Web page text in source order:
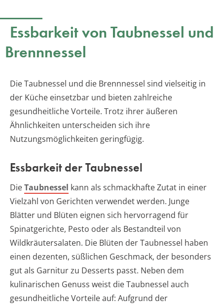
Essbarkeit von Taubnessel und
Brennnessel
Die Taubnessel und die Brennnessel sind vielseitig in
der Küche einsetzbar und bieten zahlreiche
gesundheitliche Vorteile. Trotz ihrer äußeren
Ähnlichkeiten unterscheiden sich ihre
Nutzungsmöglichkeiten geringfügig.
Essbarkeit der Taubnessel
DieTaubnessel kann als schmackhafte Zutat in einer
Vielzahl von Gerichten verwendet werden. Junge
Blätter und Blüten eignen sich hervorragend für
Spinatgerichte, Pesto oder als Bestandteil von
Wildkräutersalaten. Die Blüten der Taubnessel haben
einen dezenten, süßlichen Geschmack, der besonders
gut als Garnitur zu Desserts passt. Neben dem
kulinarischen Genuss weist die Taubnessel auch
gesundheitliche Vorteile auf: Aufgrund der